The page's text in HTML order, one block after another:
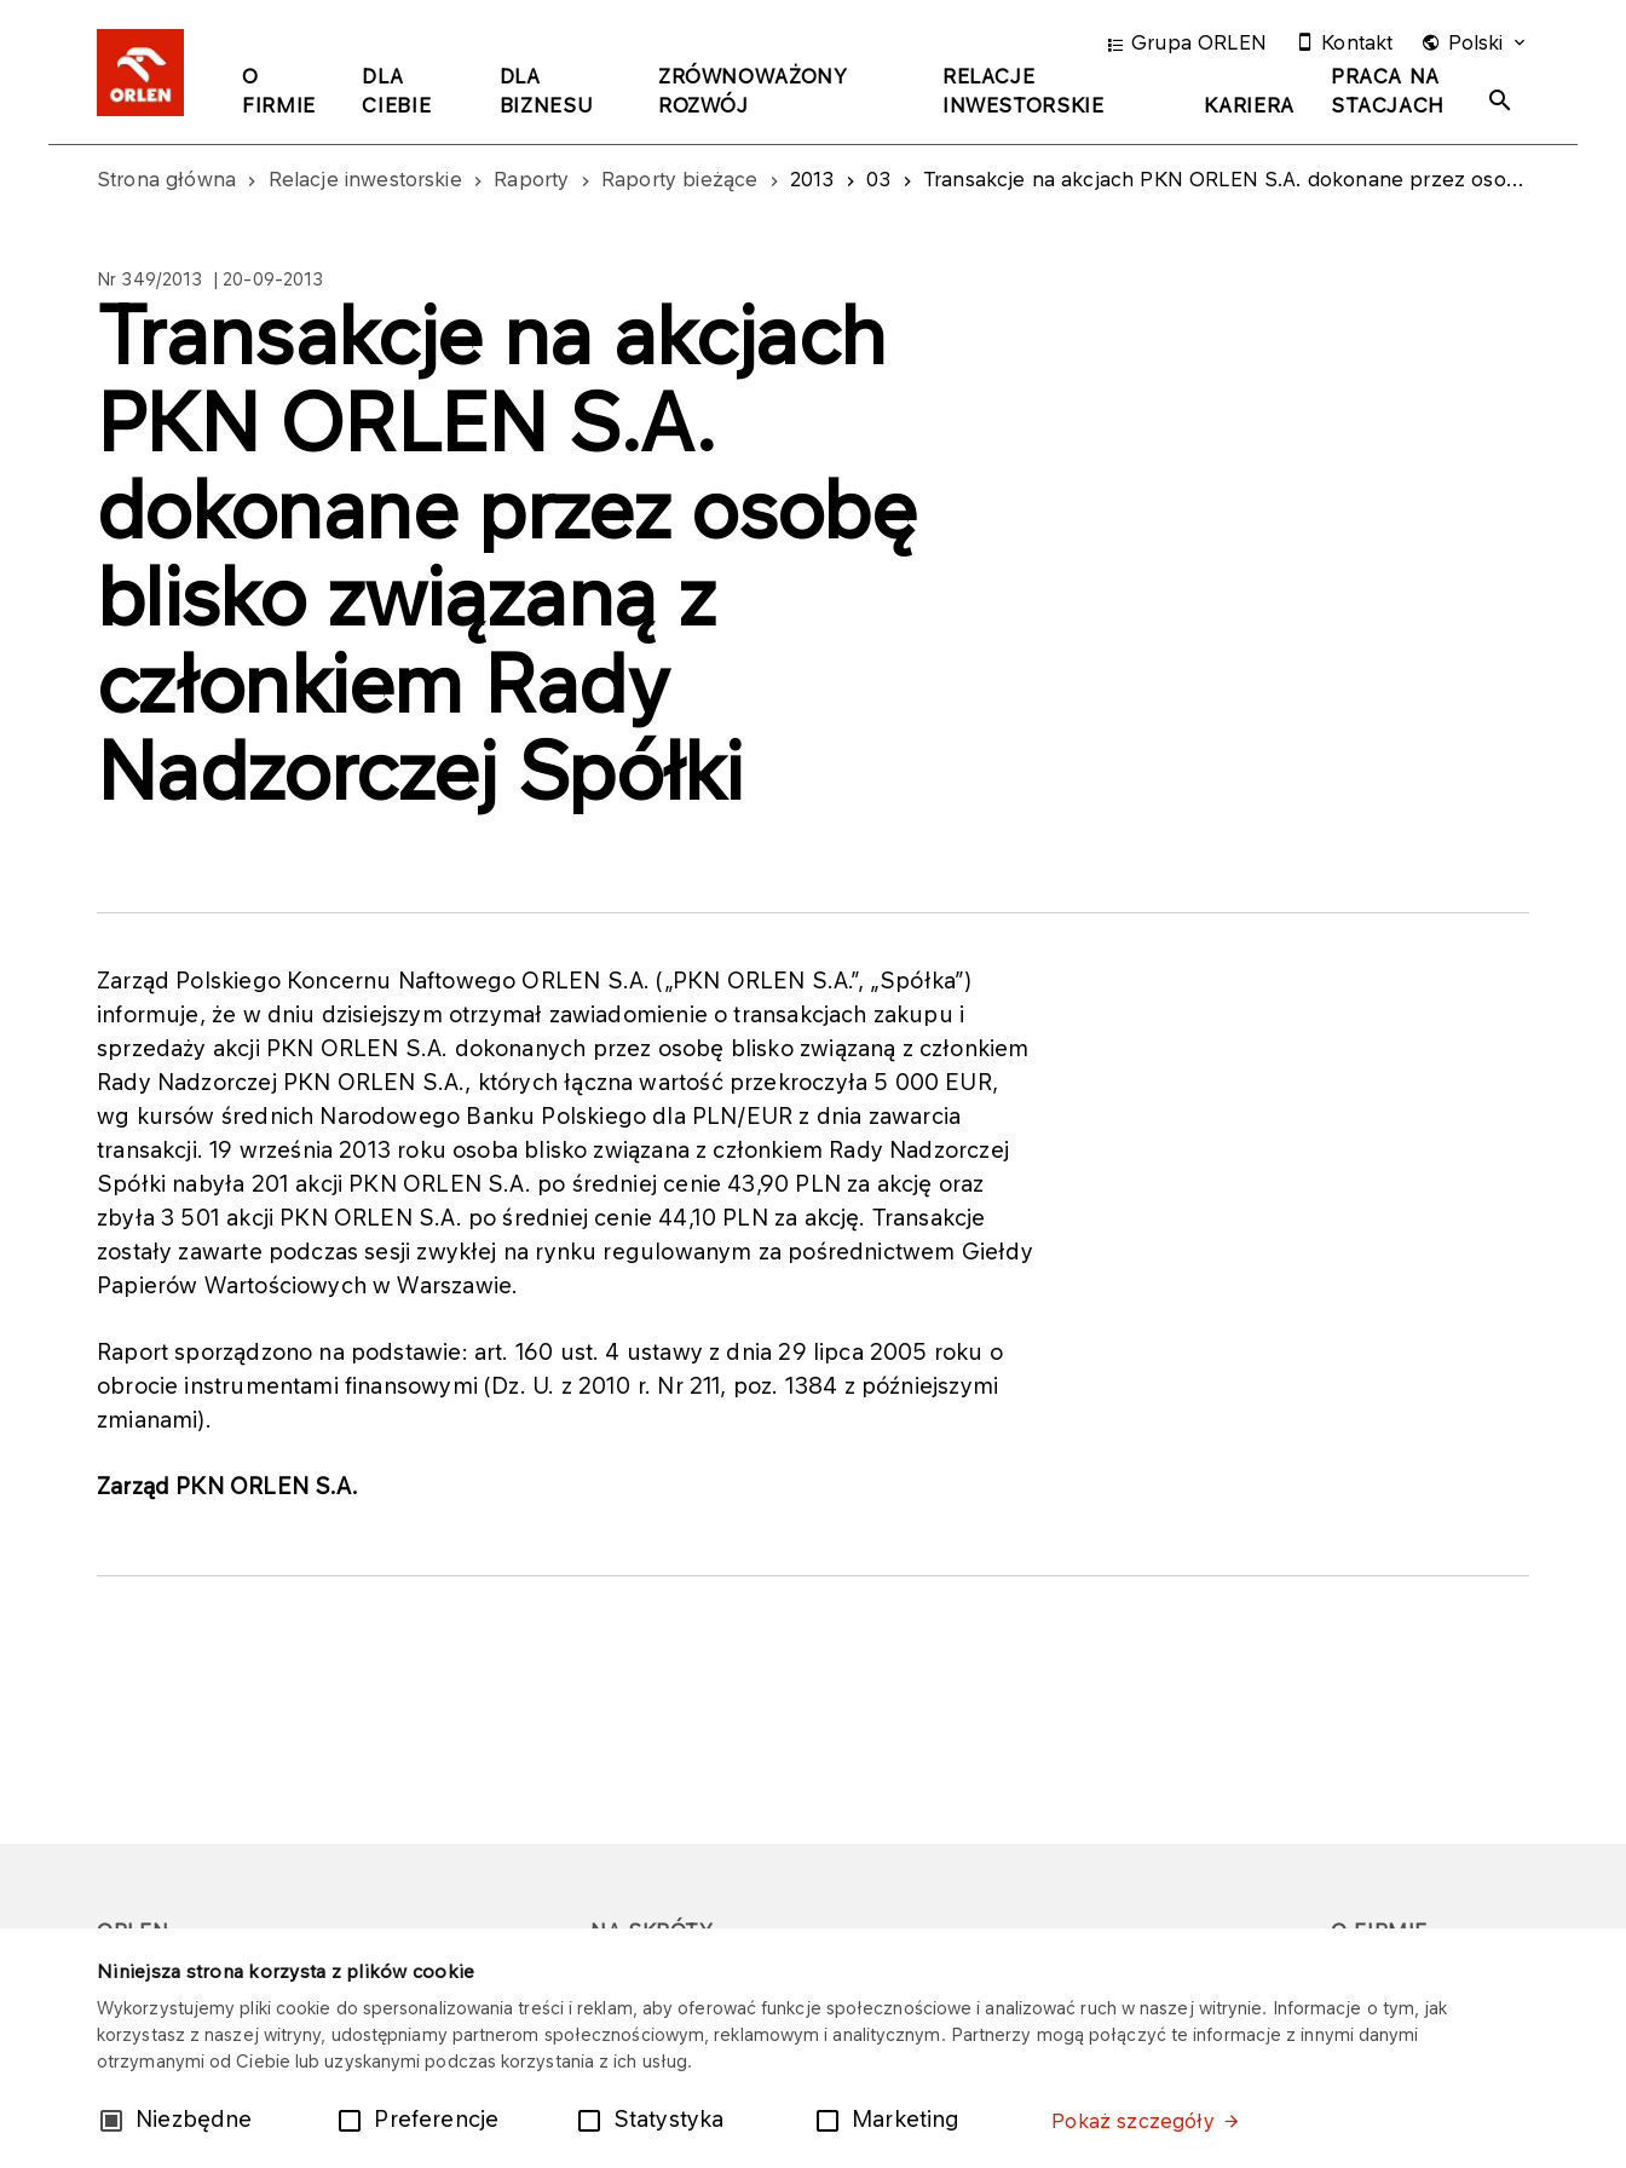
Niniejsza strona korzysta z plików cookie
Wykorzystujemy pliki cookie do spersonalizowania treści i reklam, aby oferować funkcje społecznościowe i analizować ruch w naszej witrynie. Informacje o tym, jak
korzystasz z naszej witryny, udostępniamy partnerom społecznościowym, reklamowym i analitycznym. Partnerzy mogą połączyć te informacje z innymi danymi
otrzymanymi od Ciebie lub uzyskanymi podczas korzystania z ich usług.
WybórNiezbędne Preferencje Statystyka Marketing Pokaż szczegóły
O
FIRMIE
DLA
CIEBIE
DLA
BIZNESU
ZRÓWNOWAŻONY
ROZWÓJ
RELACJE
INWESTORSKIE
KARIERA
PRACA NA
STACJACH
Grupa ORLEN Kontakt Polski
Strona główna Relacje inwestorskie Raporty Raporty bieżące 2013 03 Transakcje na akcjach PKN ORLEN S.A. dokonane przez osobę blisko związaną z członkiem Rady Nadzorczej Spółki
Nr 349/2013 | 20-09-2013
Transakcje na akcjach
PKN ORLEN S.A.
dokonane przez osobę
blisko związaną z
członkiem Rady
Nadzorczej Spółki
Zarząd Polskiego Koncernu Naftowego ORLEN S.A. („PKN ORLEN S.A.”, „Spółka”)
informuje, że w dniu dzisiejszym otrzymał zawiadomienie o transakcjach zakupu i
sprzedaży akcji PKN ORLEN S.A. dokonanych przez osobę blisko związaną z członkiem
Rady Nadzorczej PKN ORLEN S.A., których łączna wartość przekroczyła 5 000 EUR,
wg kursów średnich Narodowego Banku Polskiego dla PLN/EUR z dnia zawarcia
transakcji. 19 września 2013 roku osoba blisko związana z członkiem Rady Nadzorczej
Spółki nabyła 201 akcji PKN ORLEN S.A. po średniej cenie 43,90 PLN za akcję oraz
zbyła 3 501 akcji PKN ORLEN S.A. po średniej cenie 44,10 PLN za akcję. Transakcje
zostały zawarte podczas sesji zwykłej na rynku regulowanym za pośrednictwem Giełdy
Papierów Wartościowych w Warszawie.
Raport sporządzono na podstawie: art. 160 ust. 4 ustawy z dnia 29 lipca 2005 roku o
obrocie instrumentami finansowymi (Dz. U. z 2010 r. Nr 211, poz. 1384 z późniejszymi
zmianami).
Zarząd PKN ORLEN S.A.
ORLEN
Copyright © 1996-2026
Wszystkie prawa zastrzeżone
NA SKRÓTY
oszustwami
Mapa stacji
Dotacje
reklamację
O FIRMIE
Wymagania